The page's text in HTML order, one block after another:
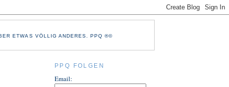
ETWAS VÖLLIG ANDERES. PPQ ®©
PPQ FOLGEN
Email: